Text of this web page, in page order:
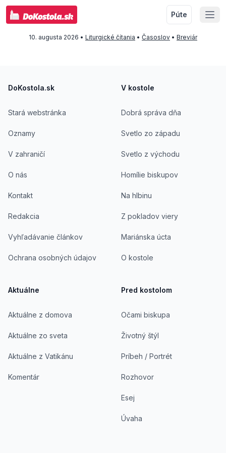
Púte
10. augusta 2026 • Liturgické čítania • Časoslov • Breviár
DoKostola.sk
Stará webstránka
Oznamy
V zahraničí
O nás
Kontakt
Redakcia
Vyhľadávanie článkov
Ochrana osobných údajov
Aktuálne
Aktuálne z domova
Aktuálne zo sveta
Aktuálne z Vatikánu
Komentár
V kostole
Dobrá správa dňa
Svetlo zo západu
Svetlo z východu
Homílie biskupov
Na hlbinu
Z pokladov viery
Mariánska úcta
O kostole
Pred kostolom
Očami biskupa
Životný štýl
Príbeh / Portrét
Rozhovor
Esej
Úvaha